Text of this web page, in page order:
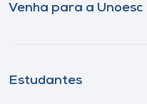
Venha para a Unoesc
Estudantes